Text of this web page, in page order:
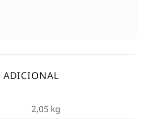
ADICIONAL
2,05 kg